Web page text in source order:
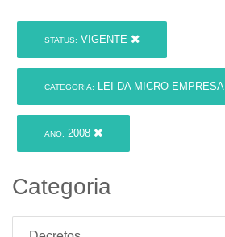
STATUS: VIGENTE
CATEGORIA: LEI DA MICRO EMPRESA
ANO: 2008
Categoria